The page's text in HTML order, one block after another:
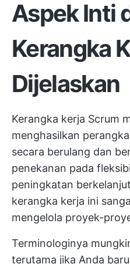
Aspek Inti
Kerangka
Dijelaskan
Kerangka kerja Scrum
menghasilkan
secara berulang dan
penekanan pada
peningkatan
kerangka kerja ini
mengelola proyek-
Terminologinya
terutama jika Anda